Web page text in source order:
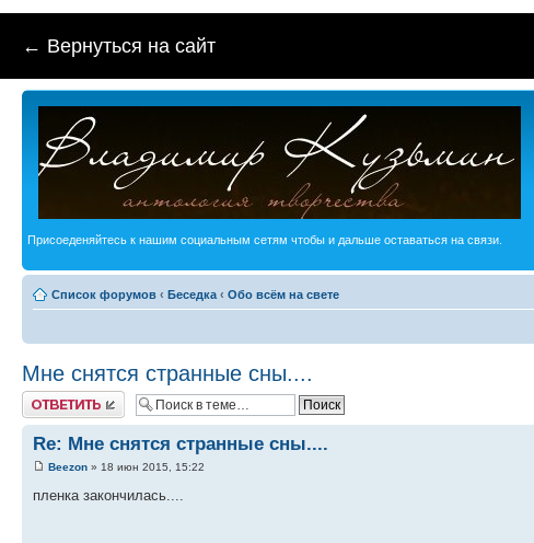
← Вернуться на сайт
Присоеденяйтесь к нашим социальным сетям чтобы и дальше оставаться на связи.
Список форумов ‹ Беседка ‹ Обо всём на свете
Мне снятся странные сны....
Ответить
Re: Мне снятся странные сны....
Beezon » 18 июн 2015, 15:22
пленка закончилась....